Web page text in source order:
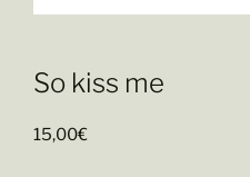
So kiss me
15,00€